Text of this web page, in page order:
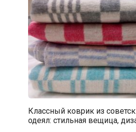
Классный коврик из
одеял: стильная вещица,